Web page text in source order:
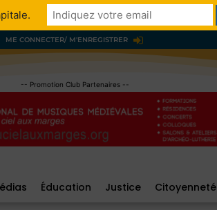
ME CONNECTER/ M'ENREGISTRER
-- Promotion Club Partenaires --
Éducation Justice Citoyenneté